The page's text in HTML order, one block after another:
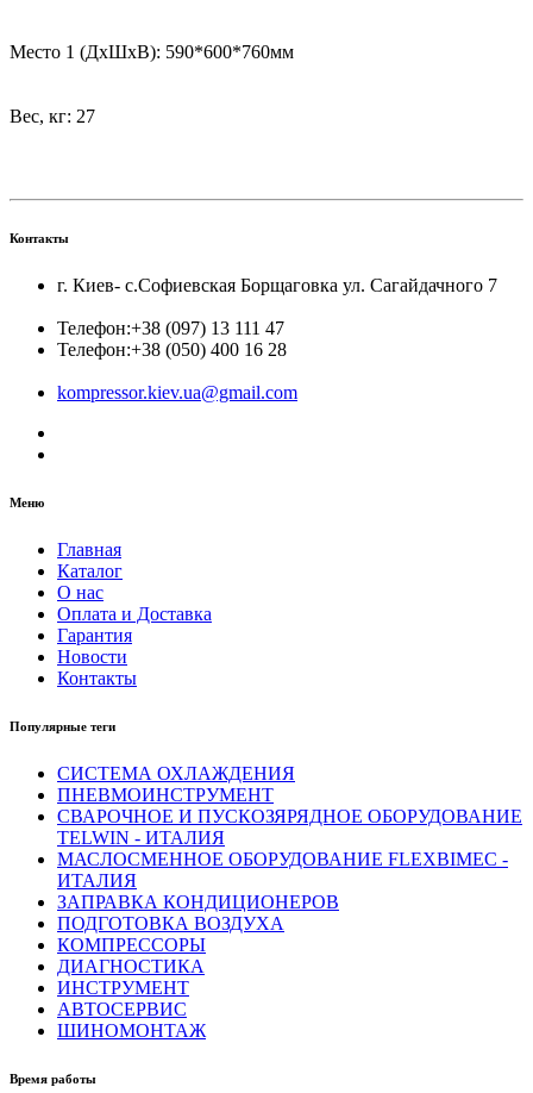
Место 1 (ДхШхВ): 590*600*760мм
Вес, кг: 27
Контакты
г. Киев- с.Софиевская Борщаговка ул. Сагайдачного 7
Телефон:+38 (097) 13 111 47
Телефон:+38 (050) 400 16 28
kompressor.kiev.ua@gmail.com
Меню
Главная
Каталог
О нас
Оплата и Доставка
Гарантия
Новости
Контакты
Популярные теги
СИСТЕМА ОХЛАЖДЕНИЯ
ПНЕВМОИНСТРУМЕНТ
СВАРОЧНОЕ И ПУСКОЗЯРЯДНОЕ ОБОРУДОВАНИЕ
TELWIN - ИТАЛИЯ
МАСЛОСМЕННОЕ ОБОРУДОВАНИЕ FLEXBIMEC -
ИТАЛИЯ
ЗАПРАВКА КОНДИЦИОНЕРОВ
ПОДГОТОВКА ВОЗДУХА
КОМПРЕССОРЫ
ДИАГНОСТИКА
ИНСТРУМЕНТ
АВТОСЕРВИС
ШИНОМОНТАЖ
Время работы